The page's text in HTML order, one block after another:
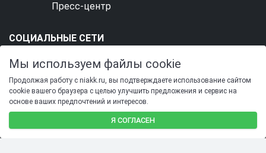
Пресс-центр
СОЦИАЛЬНЫЕ СЕТИ
SIMAI-SF4: Сайт учебного центра
Мы используем файлы cookie
Продолжая работу с niakk.ru, вы подтверждаете использование сайтом
cookie вашего браузера с целью улучшить предложения и сервис на
основе ваших предпочтений и интересов.
Я СОГЛАСЕН